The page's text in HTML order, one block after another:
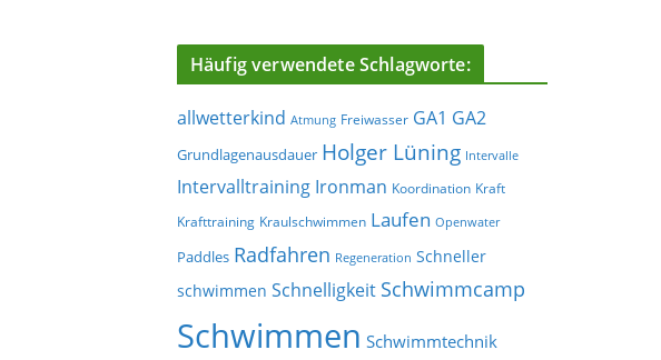
Häufig verwendete Schlagworte:
allwetterkind Atmung Freiwasser GA1 GA2
Grundlagenausdauer Holger Lüning Intervalle
Intervalltraining Ironman Koordination Kraft
Krafttraining Kraulschwimmen Laufen Openwater
Paddles Radfahren Regeneration Schneller
schwimmen Schnelligkeit Schwimmcamp
Schwimmen Schwimmtechnik